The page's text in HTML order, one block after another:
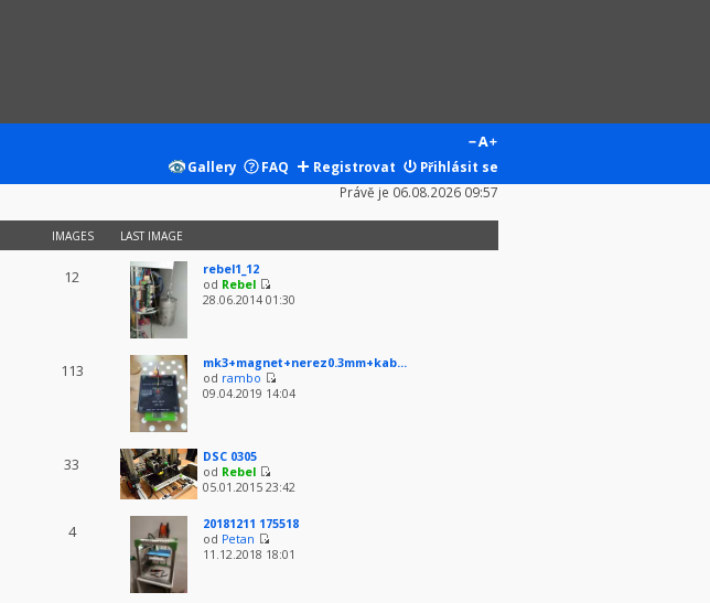
Gallery
FAQ Registrovat
Přihlásit se
Právě je 06.08.2026 09:57
IMAGES LAST IMAGE
12
rebel1_12
od Rebel
28.06.2014 01:30
113
mk3+magnet+nerez0.3mm+kab...
od rambo
09.04.2019 14:04
33
DSC 0305
od Rebel
05.01.2015 23:42
4
20181211 175518
od Petan
11.12.2018 18:01